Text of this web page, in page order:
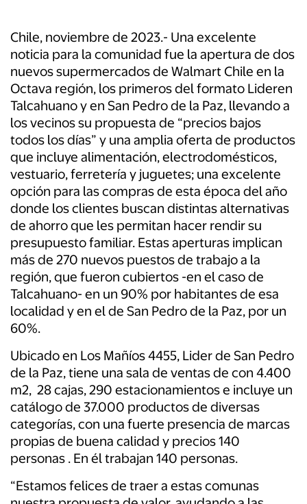
Chile, noviembre de 2023.- Una excelente
noticia para la comunidad fue la apertura de dos
nuevos supermercados de Walmart Chile en la
Octava región, los primeros del formato Lideren
Talcahuano y en San Pedro de la Paz, llevando a
los vecinos su propuesta de “precios bajos
todos los días” y una amplia oferta de productos
que incluye alimentación, electrodomésticos,
vestuario, ferretería y juguetes; una excelente
opción para las compras de esta época del año
donde los clientes buscan distintas alternativas
de ahorro que les permitan hacer rendir su
presupuesto familiar. Estas aperturas implican
más de 270 nuevos puestos de trabajo a la
región, que fueron cubiertos -en el caso de
Talcahuano- en un 90% por habitantes de esa
localidad y en el de San Pedro de la Paz, por un
60%.
Ubicado en Los Mañíos 4455, Lider de San Pedro
de la Paz, tiene una sala de ventas de con 4.400
m2, 28 cajas, 290 estacionamientos e incluye un
catálogo de 37.000 productos de diversas
categorías, con una fuerte presencia de marcas
propias de buena calidad y precios 140
personas . En él trabajan 140 personas.
“Estamos felices de traer a estas comunas